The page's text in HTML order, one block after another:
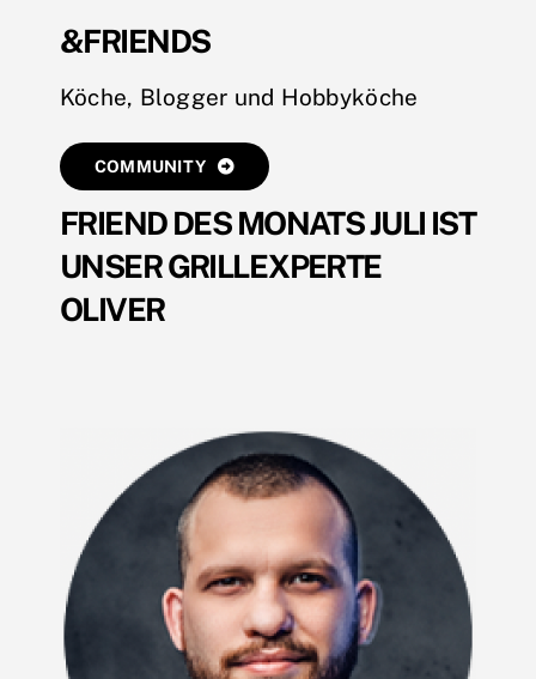
&FRIENDS
Köche, Blogger und Hobbyköche
COMMUNITY
FRIEND DES MONATS JULI IST
UNSER GRILLEXPERTE
OLIVER